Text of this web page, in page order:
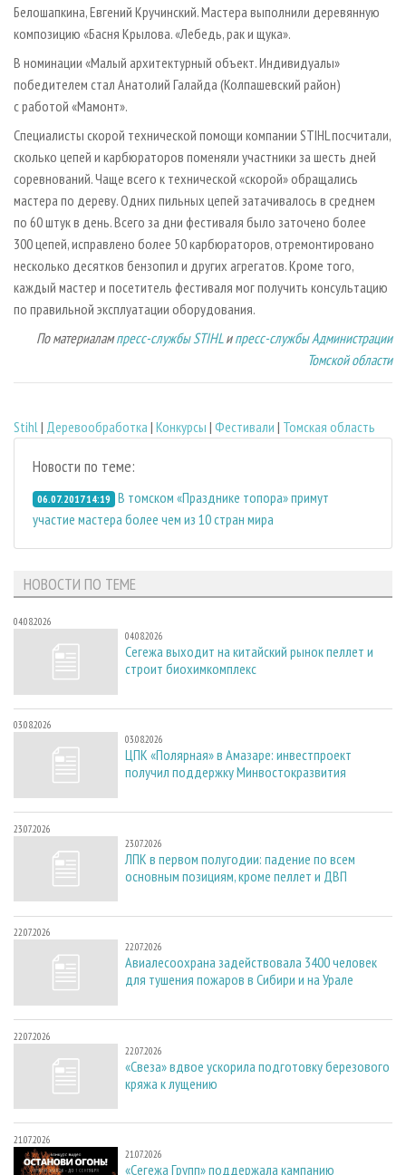
Белошапкина, Евгений Кручинский. Мастера выполнили деревянную
композицию «Басня Крылова. «Лебедь, рак и щука».
В номинации «Малый архитектурный объект. Индивидуалы»
победителем стал Анатолий Галайда (Колпашевский район)
с работой «Мамонт».
Специалисты скорой технической помощи компании STIHL посчитали,
сколько цепей и карбюраторов поменяли участники за шесть дней
соревнований. Чаще всего к технической «скорой» обращались
мастера по дереву. Одних пильных цепей затачивалось в среднем
по 60 штук в день. Всего за дни фестиваля было заточено более
300 цепей, исправлено более 50 карбюраторов, отремонтировано
несколько десятков бензопил и других агрегатов. Кроме того,
каждый мастер и посетитель фестиваля мог получить консультацию
по правильной эксплуатации оборудования.
По материалампресс-службы STIHL ипресс-службы Администрации
Томской области
Stihl| Деревообработка | Конкурсы | Фестивали | Томская область
Новости по теме:
06.07.2017 14:19 В томском «Празднике топора» примут
участие мастера более чем из 10 стран мира
НОВОСТИ ПО ТЕМЕ
04.08.2026
04.08.2026
Сегежа выходит на китайский рынок пеллет и
строит биохимкомплекс
03.08.2026
03.08.2026
ЦПК «Полярная» в Амазаре: инвестпроект
получил поддержку Минвостокразвития
23.07.2026
23.07.2026
ЛПК в первом полугодии: падение по всем
основным позициям, кроме пеллет и ДВП
22.07.2026
22.07.2026
Авиалесоохрана задействовала 3400 человек
для тушения пожаров в Сибири и на Урале
22.07.2026
22.07.2026
«Свеза» вдвое ускорила подготовку березового
кряжа к лущению
21.07.2026
21.07.2026
«Сегежа Групп» поддержала кампанию